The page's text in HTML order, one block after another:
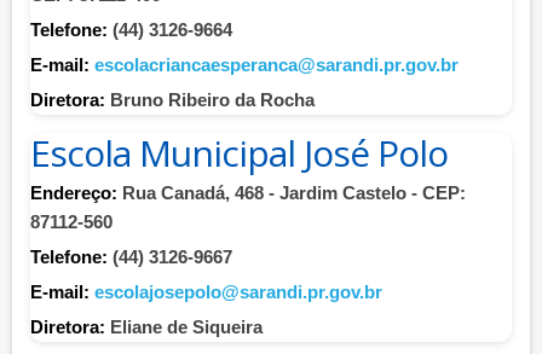
Telefone: (44) 3126-9664
E-mail: escolacriancaesperanca@sarandi.pr.gov.br
Diretora: Bruno Ribeiro da Rocha
Escola Municipal José Polo
Endereço: Rua Canadá, 468 - Jardim Castelo - CEP:
87112-560
Telefone: (44) 3126-9667
E-mail: escolajosepolo@sarandi.pr.gov.br
Diretora: Eliane de Siqueira